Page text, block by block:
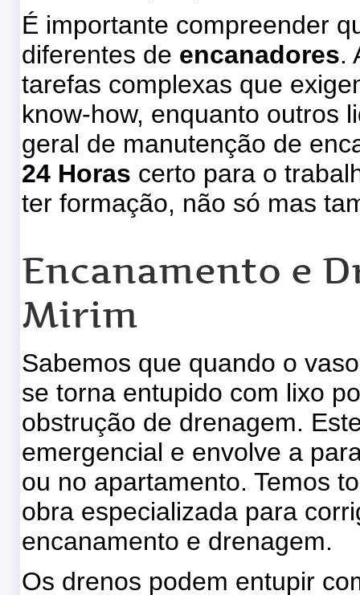
É importante compreender
diferentes de encanadores.
tarefas complexas que
know-how, enquanto outros
geral de manutenção de
24 Horas certo para o
ter formação, não só mas
Encanamento e
Mirim
Sabemos que quando o
se torna entupido com lixo
obstrução de drenagem.
emergencial e envolve a
ou no apartamento. Temos
obra especializada para
encanamento e drenagem.
Os drenos podem entupir